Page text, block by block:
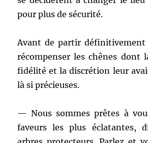
pour plus de sécurité.
Avant de partir définitivement
récompenser les chênes dont
fidélité et la discrétion leur
là si précieuses.
— Nous sommes prêtes à
faveurs les plus éclatantes,